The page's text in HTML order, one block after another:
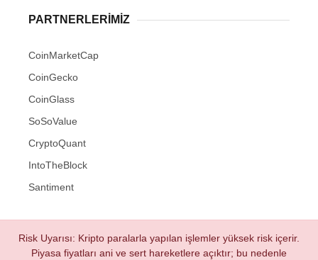
PARTNERLERIMIZ
CoinMarketCap
CoinGecko
CoinGlass
SoSoValue
CryptoQuant
IntoTheBlock
Santiment
Risk Uyarısı: Kripto paralarla yapılan işlemler yüksek risk içerir.
Piyasa fiyatları ani ve sert hareketlere açıktır; bu nedenle